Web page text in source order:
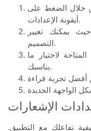
خلال الضغط على
أيقونة الإعدادات.
يمكنك تغيير
التصميم.
لاختيار ما
يناسبك.
الإشعارات
تفاعلك مع التطبيق.